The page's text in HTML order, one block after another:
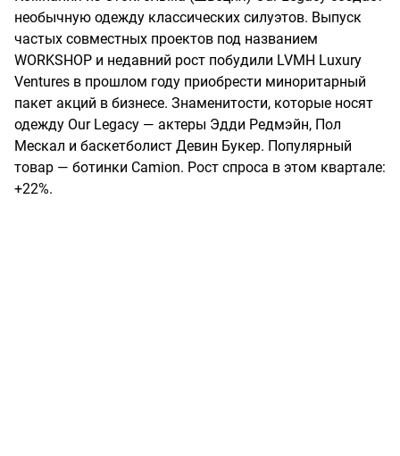
необычную одежду классических силуэтов. Выпуск
частых совместных проектов под названием
WORKSHOP и недавний рост побудили LVMH Luxury
Ventures в прошлом году приобрести миноритарный
пакет акций в бизнесе. Знаменитости, которые носят
одежду Our Legacy — актеры Эдди Редмэйн, Пол
Мескал и баскетболист Девин Букер. Популярный
товар — ботинки Camion. Рост спроса в этом квартале:
+22%.